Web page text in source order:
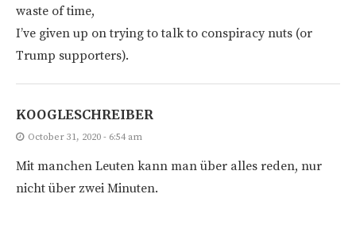
waste of time,
I’ve given up on trying to talk to conspiracy nuts (or
Trump supporters).
KOOGLESCHREIBER
October 31, 2020 - 6:54 am
Mit manchen Leuten kann man über alles reden, nur
nicht über zwei Minuten.